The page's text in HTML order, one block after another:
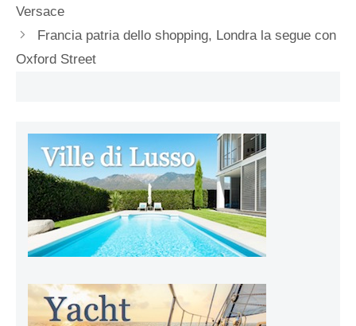
Versace
Francia patria dello shopping, Londra la segue con
Oxford Street